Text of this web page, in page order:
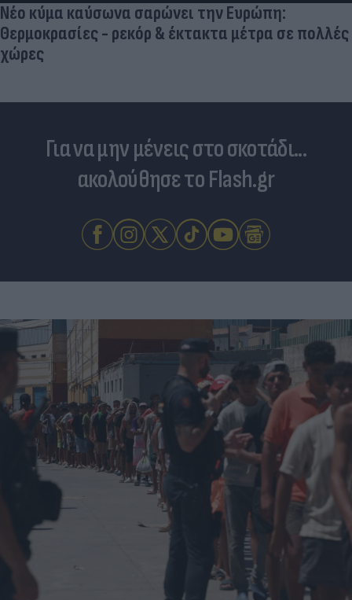
Νέο κύμα καύσωνα σαρώνει την Ευρώπη:
Θερμοκρασίες - ρεκόρ & έκτακτα μέτρα σε πολλές
χώρες
Για να μην μένεις στο σκοτάδι...
ακολούθησε το Flash.gr